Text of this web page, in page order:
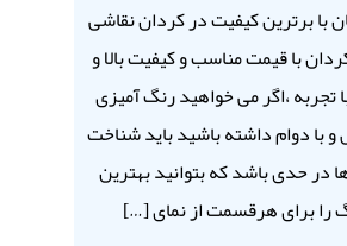
با برترین کیفیت در کردان نقاشی
با قیمت مناسب و کیفیت بالا و
تجربه ،اگر می خواهید رنگ آمیزی
با دوام داشته باشید باید شناخت
در حدی باشد که بتوانید بهترین
برای هرقسمت از نمای […]